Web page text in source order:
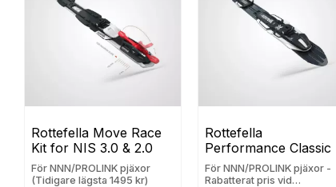
Rottefella Move Race
Kit for NIS 3.0 & 2.0
För NNN/PROLINK pjäxor
(Tidigare lägsta 1495 kr)
Rottefella
Performance Classic
För NNN/PROLINK pjäxor -
Rabatterat pris vid